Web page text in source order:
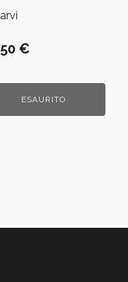
€
ESAURITO